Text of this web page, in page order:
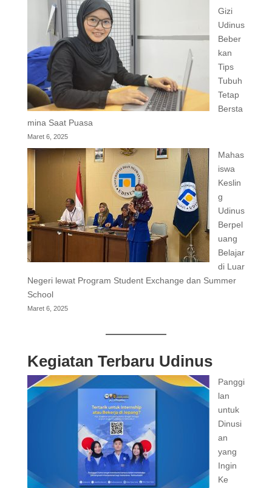
Gizi
Udinus
Beber
kan
Tips
Tubuh
Tetap
Bersta
mina Saat Puasa
Maret 6, 2025
Mahas
iswa
Keslin
g
Udinus
Berpel
uang
Belajar
di Luar
Negeri lewat Program Student Exchange dan Summer
School
Maret 6, 2025
Kegiatan Terbaru Udinus
Panggi
lan
untuk
Dinusi
an
yang
Ingin
Ke